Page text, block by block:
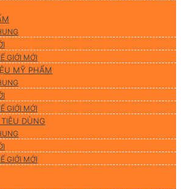
GIỚI MỚI
MỸ PHẨM
GIỚI MỚI
DÙNG
GIỚI MỚI